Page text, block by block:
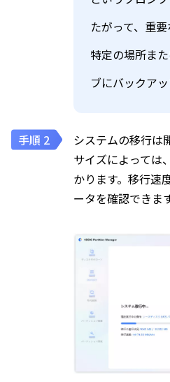
たがって、重
特定の場所ま
ブにバックア
システムの移行は
サイズによっては
かります。移行速
ータを確認できます